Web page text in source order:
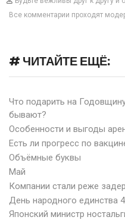
Все комментарии проходят
# ЧИТАЙТЕ ЕЩЁ:
Что подарить на
бывают?
Особенности и выгоды
Есть ли прогресс по
Объёмные буквы
Май
Компании стали реже
День народного единства
Японский министр